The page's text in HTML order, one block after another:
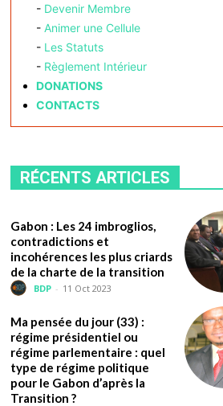
- Devenir Membre
- Animer une Cellule
- Les Statuts
- Règlement Intérieur
DONATIONS
CONTACTS
RÉCENTS ARTICLES
Gabon : Les 24 imbroglios,
contradictions et
incohérences les plus criards
de la charte de la transition
BDP - 11 Oct 2023
Ma pensée du jour (33) :
régime présidentiel ou
régime parlementaire : quel
type de régime politique
pour le Gabon d’après la
Transition ?